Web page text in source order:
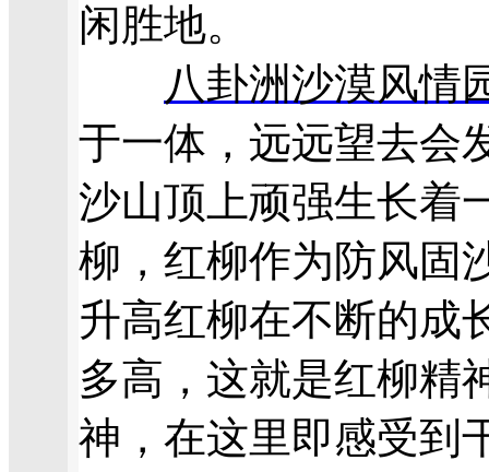
闲胜地。
八卦洲沙漠风情
于一体，远远望去会
沙山顶上顽强生长着
柳， 红柳作为防风固
升高红柳在不断的成
多高，这就是红柳精
神，在这里即感受到